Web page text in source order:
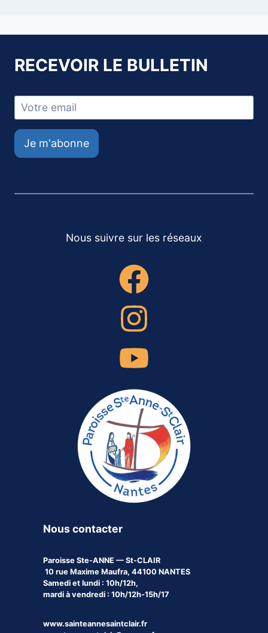
RECEVOIR LE BULLETIN
Je m'abonne
Nous suivre sur les réseaux
Nous contacter
Paroisse Ste-ANNE — St-CLAIR
10 rue Maxime Maufra, 44100 NANTES
Samedi et lundi : 10h/12h,
mardi à vendredi : 10h/12h-15h/17
www.sainteannesaintclair.fr